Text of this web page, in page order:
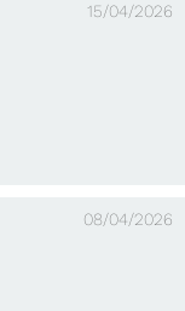
15/04/2026
08/04/2026